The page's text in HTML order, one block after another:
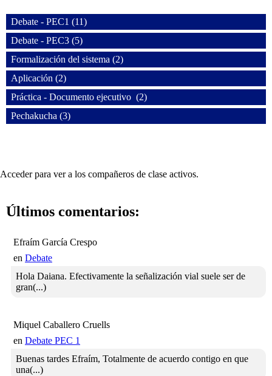
Debate - PEC1 (11)
Debate - PEC3 (5)
Formalización del sistema (2)
Aplicación (2)
Práctica - Documento ejecutivo (2)
Pechakucha (3)
Acceder para ver a los compañeros de clase activos.
Últimos comentarios:
Efraím García Crespo
en Debate
Hola Daiana. Efectivamente la señalización vial suele ser de
gran(...)
Miquel Caballero Cruells
en Debate PEC 1
Buenas tardes Efraím, Totalmente de acuerdo contigo en que
una(...)